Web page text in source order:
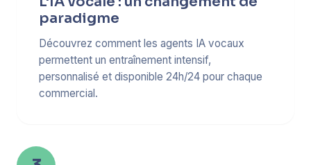
paradigme
Découvrez comment les agents IA vocaux
permettent un entraînement intensif,
personnalisé et disponible 24h/24 pour chaque
commercial.